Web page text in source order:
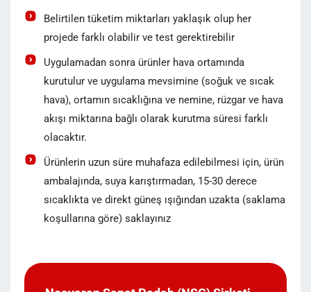
Belirtilen tüketim miktarları yaklaşık olup her
projede farklı olabilir ve test gerektirebilir
Uygulamadan sonra ürünler hava ortamında
kurutulur ve uygulama mevsimine (soğuk ve sıcak
hava), ortamın sıcaklığına ve nemine, rüzgar ve hava
akışı miktarına bağlı olarak kurutma süresi farklı
olacaktır.
Ürünlerin uzun süre muhafaza edilebilmesi için, ürün
ambalajında, suya karıştırmadan, 15-30 derece
sıcaklıkta ve direkt güneş ışığından uzakta (saklama
koşullarına göre) saklayınız